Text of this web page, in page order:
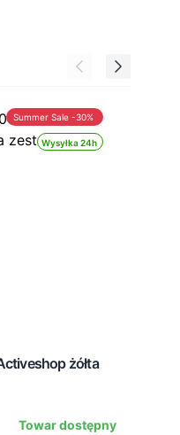
Wysyłka 24h
Summer Sale -30%
żółta
Towar dostępny